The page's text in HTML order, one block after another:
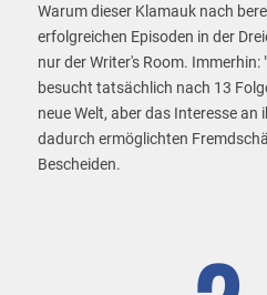
Warum dieser Klamauk nach
erfolgreichen Episoden in der
nur der Writer's Room. Immerhin:
besucht tatsächlich nach 13
neue Welt, aber das Interesse an
dadurch ermöglichten
Bescheiden.